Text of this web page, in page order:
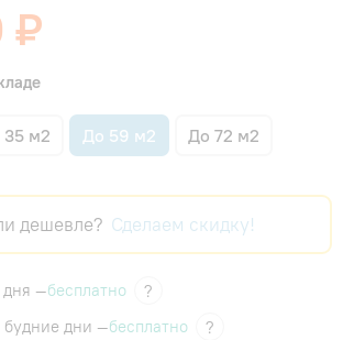
₽
м2 До 59 м2 До 72 м2
дешевле? Сделаем скидку!
дня —бесплатно
?
дни —бесплатно ?